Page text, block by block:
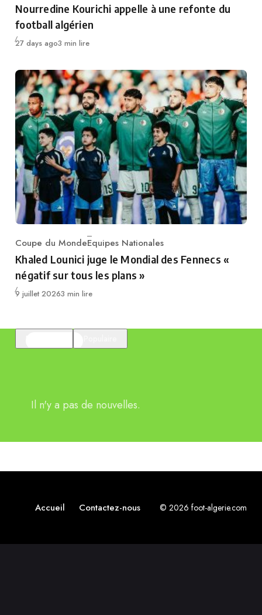
Nourredine Kourichi appelle à une refonte du
football algérien
Publié
27 days ago3 min lire
Category
Coupe du MondeEquipes Nationales
Khaled Lounici juge le Mondial des Fennecs «
négatif sur tous les plans »
Publié
9 juillet 20263 min lire
Il n'y a pas de nouvelles.
Accueil Contactez-nous © 2026 foot-algerie.com